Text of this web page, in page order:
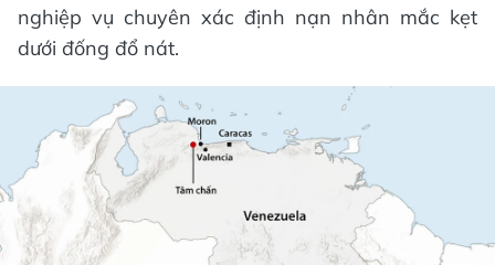
nghiệp vụ chuyên xác định nạn nhân mắc kẹt
dưới đống đổ nát.